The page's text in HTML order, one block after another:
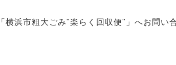
浜市粗大ごみ"楽らく回収便"」へお問い